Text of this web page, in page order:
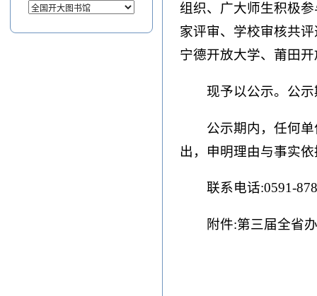
组织、广大师生积极
家评审、学校审核共
宁德开放大学、莆田
现予以公示。公
公示期内，任何
出，申明理由与事实
联系电话:0591-
附件:第三届全省